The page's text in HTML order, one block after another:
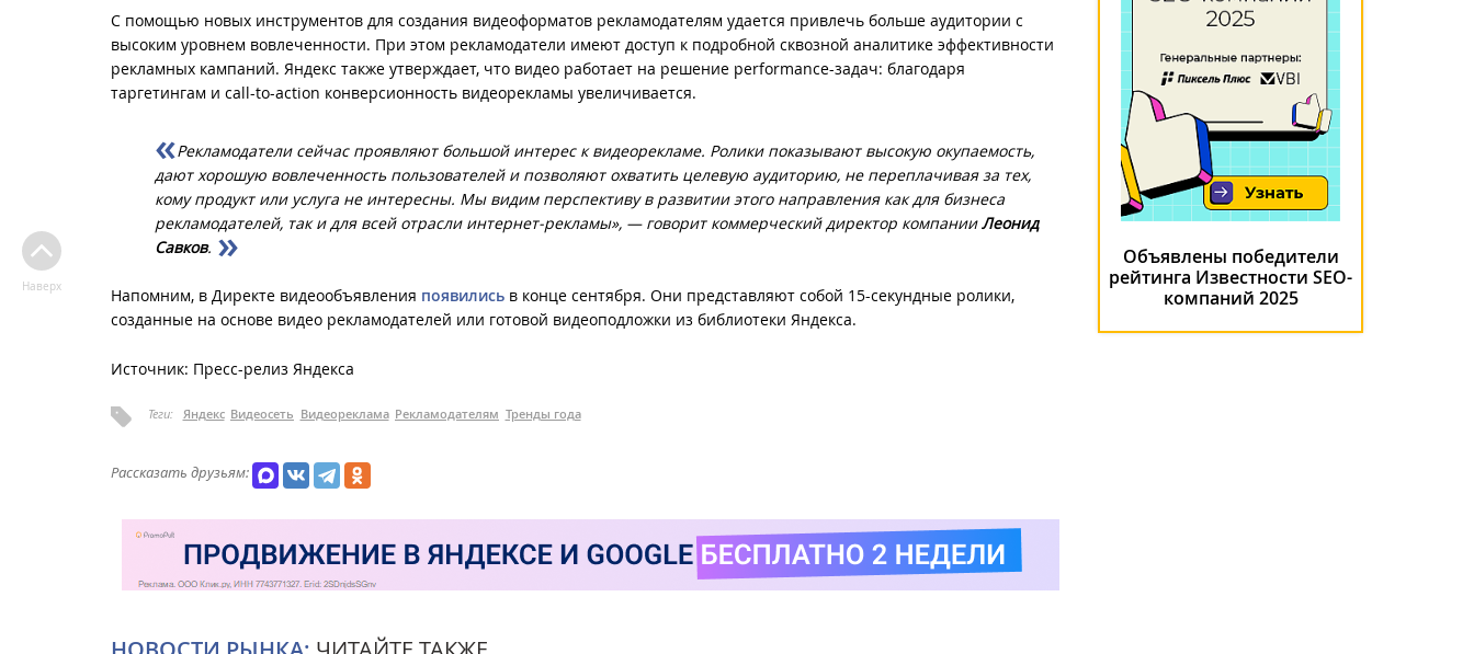
С помощью новых инструментов для создания видеоформатов рекламодателям удается привлечь больше аудитории с
высоким уровнем вовлеченности. При этом рекламодатели имеют доступ к подробной сквозной аналитике эффективности
рекламных кампаний. Яндекс также утверждает, что видео работает на решение performance-задач: благодаря
таргетингам и call-to-action конверсионность видеорекламы увеличивается.
Рекламодатели сейчас проявляют большой интерес к видеорекламе. Ролики показывают высокую окупаемость,
дают хорошую вовлеченность пользователей и позволяют охватить целевую аудиторию, не переплачивая за тех,
кому продукт или услуга не интересны. Мы видим перспективу в развитии этого направления как для бизнеса
рекламодателей, так и для всей отрасли интернет-рекламы», — говорит коммерческий директор компанииЛеонид
Савков.
Напомним, в Директе видеообъявления появились в конце сентября. Они представляют собой 15-секундные ролики,
созданные на основе видео рекламодателей или готовой видеоподложки из библиотеки Яндекса.
Источник: Пресс-релиз Яндекса
Теги: Яндекс Видеосеть Видеореклама Рекламодателям Тренды года
Рассказать друзьям:
Наверх
Объявлены победители
рейтинга Известности SEO-
компаний 2025